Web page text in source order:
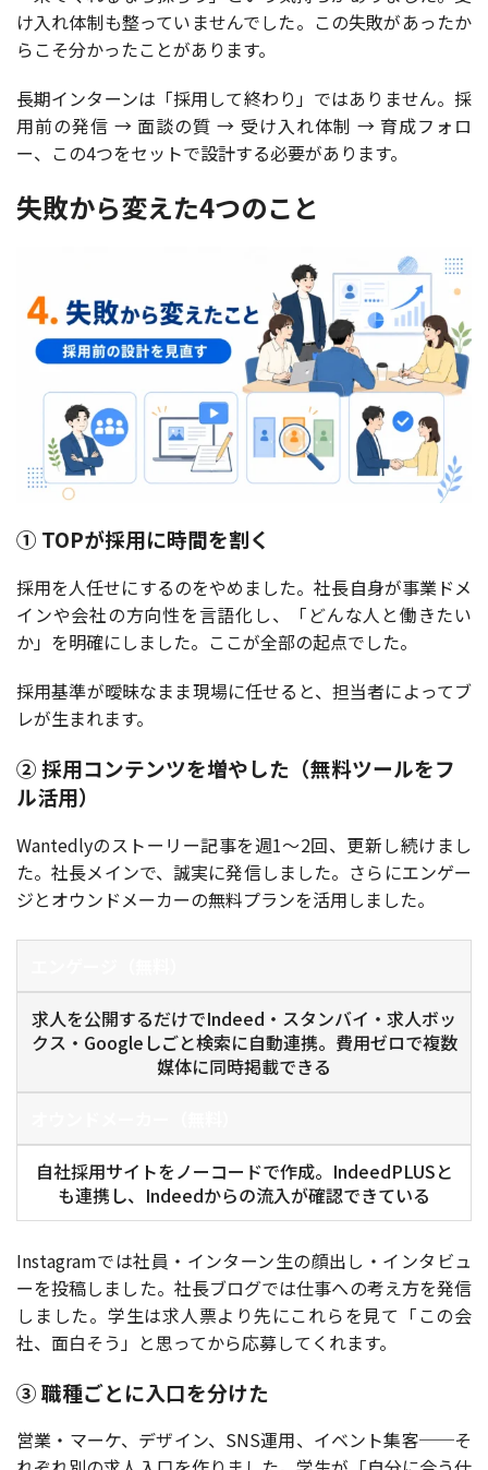
け入れ体制も整っていませんでした。この失敗があったか
らこそ分かったことがあります。
長期インターンは「採用して終わり」ではありません。採
用前の発信 → 面談の質 → 受け入れ体制 → 育成フォロ
ー、この4つをセットで設計する必要があります。
失敗から変えた4つのこと
① TOPが採用に時間を割く
採用を人任せにするのをやめました。社長自身が事業ドメ
インや会社の方向性を言語化し、「どんな人と働きたい
か」を明確にしました。ここが全部の起点でした。
採用基準が曖昧なまま現場に任せると、担当者によってブ
レが生まれます。
② 採用コンテンツを増やした（無料ツールをフ
ル活用）
Wantedlyのストーリー記事を週1〜2回、更新し続けまし
た。社長メインで、誠実に発信しました。さらにエンゲー
ジとオウンドメーカーの無料プランを活用しました。
求人を公開するだけでIndeed・スタンバイ・求人ボッ
クス・Googleしごと検索に自動連携。費用ゼロで複数
媒体に同時掲載できる
自社採用サイトをノーコードで作成。IndeedPLUSと
も連携し、Indeedからの流入が確認できている
Instagramでは社員・インターン生の顔出し・インタビュ
ーを投稿しました。社長ブログでは仕事への考え方を発信
しました。学生は求人票より先にこれらを見て「この会
社、面白そう」と思ってから応募してくれます。
③ 職種ごとに入口を分けた
営業・マーケ、デザイン、SNS運用、イベント集客──そ